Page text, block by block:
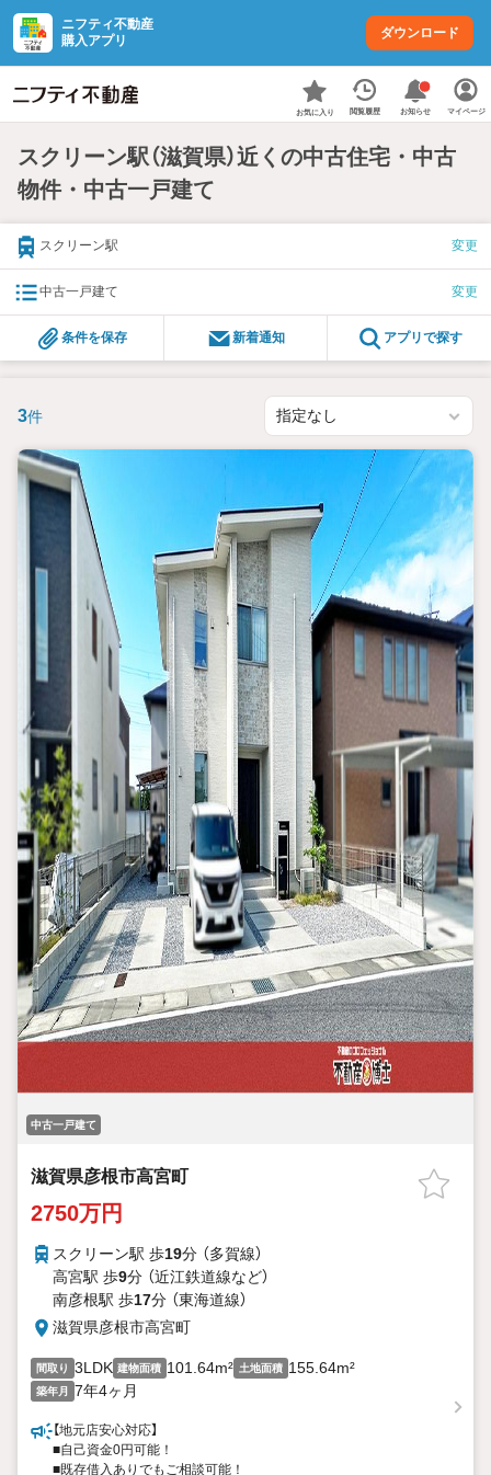
ニフティ不動産
購入アプリ
ダウンロード
お気に入り 閲覧履歴 お知らせ マイページ
スクリーン駅（滋賀県）近くの中古住宅・中古
物件・中古一戸建て
スクリーン駅 変更
中古一戸建て 変更
条件を保存 新着通知 アプリで探す
3件
中古一戸建て
滋賀県彦根市高宮町
2750万円
スクリーン駅 歩19分 （多賀線）
高宮駅 歩9分 （近江鉄道線など）
南彦根駅 歩17分 （東海道線）
滋賀県彦根市高宮町
間取り 3LDK 建物面積 101.64m² 土地面積 155.64m²
築年月 7年4ヶ月
【地元店安心対応】
■自己資金0円可能！
■既存借入ありでもご相談可能！